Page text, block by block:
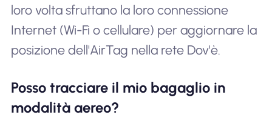
loro volta sfruttano la loro connessione
Internet (Wi-Fi o cellulare) per aggiornare la
posizione dell'AirTag nella rete Dov'è.
Posso tracciare il mio bagaglio in
modalità aereo?